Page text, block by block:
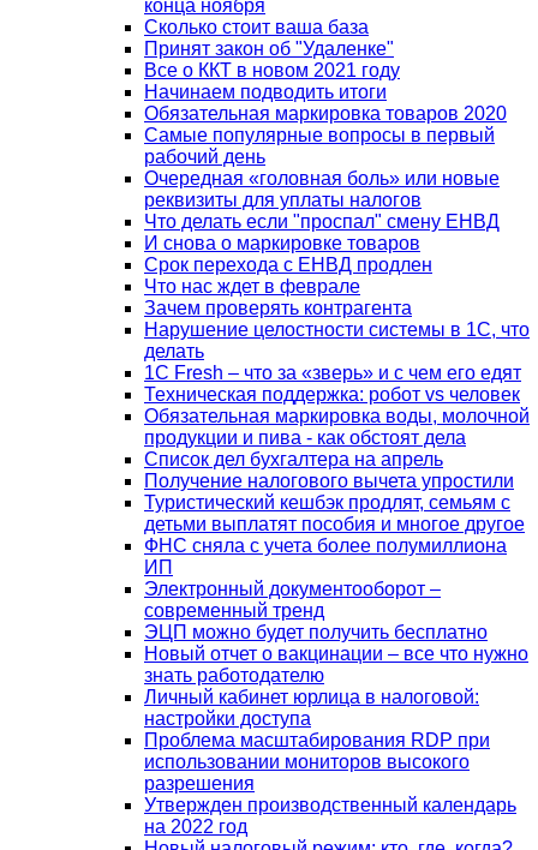
конца ноября
Сколько стоит ваша база
Принят закон об "Удаленке"
Все о ККТ в новом 2021 году
Начинаем подводить итоги
Обязательная маркировка товаров 2020
Самые популярные вопросы в первый
рабочий день
Очередная «головная боль» или новые
реквизиты для уплаты налогов
Что делать если "проспал" смену ЕНВД
И снова о маркировке товаров
Срок перехода с ЕНВД продлен
Что нас ждет в феврале
Зачем проверять контрагента
Нарушение целостности системы в 1С, что
делать
1С Fresh – что за «зверь» и с чем его едят
Техническая поддержка: робот vs человек
Обязательная маркировка воды, молочной
продукции и пива - как обстоят дела
Список дел бухгалтера на апрель
Получение налогового вычета упростили
Туристический кешбэк продлят, семьям с
детьми выплатят пособия и многое другое
ФНС сняла с учета более полумиллиона
ИП
Электронный документооборот –
современный тренд
ЭЦП можно будет получить бесплатно
Новый отчет о вакцинации – все что нужно
знать работодателю
Личный кабинет юрлица в налоговой:
настройки доступа
Проблема масштабирования RDP при
использовании мониторов высокого
разрешения
Утвержден производственный календарь
на 2022 год